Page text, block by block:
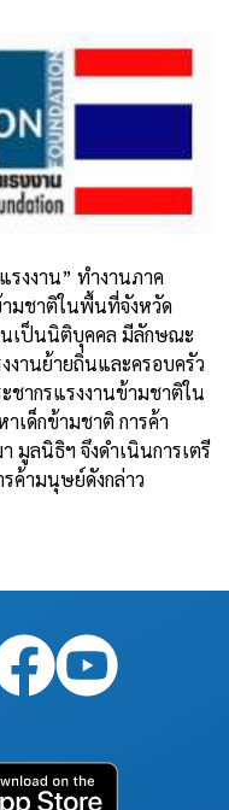
รงงาน” ทำงานภาค
ามชาติในพื้นที่จังหวัด
นเป็นนิติบุคคล มีลักษณะ
านย้ายถิ่นและครอบครัว
ชากรแรงงานข้ามชาติใน
เด็กข้ามชาติ การค้า
ลนิธิฯ จึงดำเนินการเตรี
ค้ามนุษย์ดังกล่าว